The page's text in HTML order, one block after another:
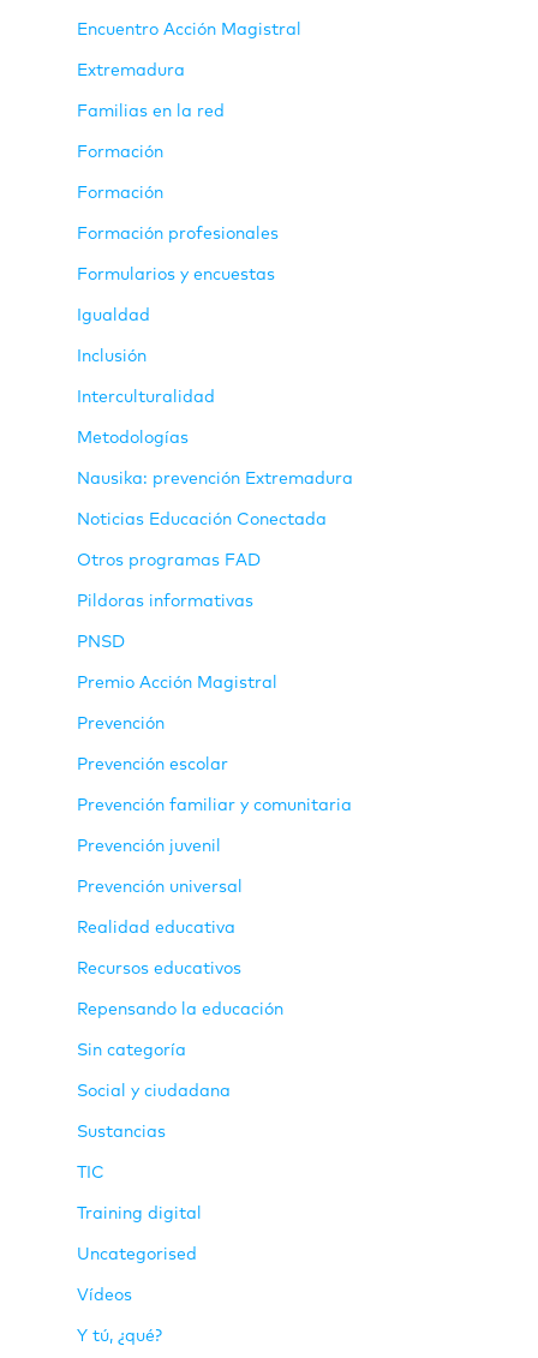
Encuentro Acción Magistral
Extremadura
Familias en la red
Formación
Formación
Formación profesionales
Formularios y encuestas
Igualdad
Inclusión
Interculturalidad
Metodologías
Nausika: prevención Extremadura
Noticias Educación Conectada
Otros programas FAD
Pildoras informativas
PNSD
Premio Acción Magistral
Prevención
Prevención escolar
Prevención familiar y comunitaria
Prevención juvenil
Prevención universal
Realidad educativa
Recursos educativos
Repensando la educación
Sin categoría
Social y ciudadana
Sustancias
TIC
Training digital
Uncategorised
Vídeos
Y tú, ¿qué?